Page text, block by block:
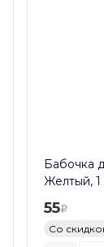
Бабочка
Желтый, 1
55
Со